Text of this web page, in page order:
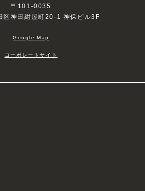
〒101-0035
区神田紺屋町20-1 神保ビル3F
Google Map
コーポレートサイト